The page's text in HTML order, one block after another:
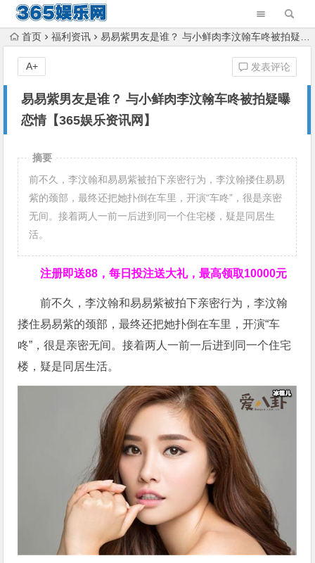
首页 福利资讯 易易紫男友是谁？ 与小鲜肉李汶翰车咚被拍疑曝恋情【365娱乐资讯网】
易易紫男友是谁？ 与小鲜肉李汶翰车咚被拍疑曝
恋情【365娱乐资讯网】
发表评论
A+
摘要
前不久，李汶翰和易易紫被拍下亲密行为，李汶翰搂住易易
紫的颈部，最终还把她扑倒在车里，开演“车咚”，很是亲密
无间。接着两人一前一后进到同一个住宅楼，疑是同居生
活。
注册即送88，每日投注送大礼，最高领取10000元
前不久，李汶翰和易易紫被拍下亲密行为，李汶翰
搂住易易紫的颈部，最终还把她扑倒在车里，开演“车
咚”，很是亲密无间。接着两人一前一后进到同一个住宅
楼，疑是同居生活。